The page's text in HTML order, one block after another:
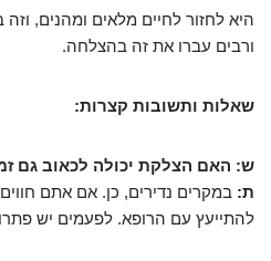
היא לחזור לחיים מלאים ומהנים,
ורבים עברו את זה בהצלחה.
שאלות ותשובות קצרות:
ש: האם הצלקת יכולה לכאוב גם
ת: במקרים נדירים, כן. אם אתם
להתייעץ עם הרופא. לפעמים יש